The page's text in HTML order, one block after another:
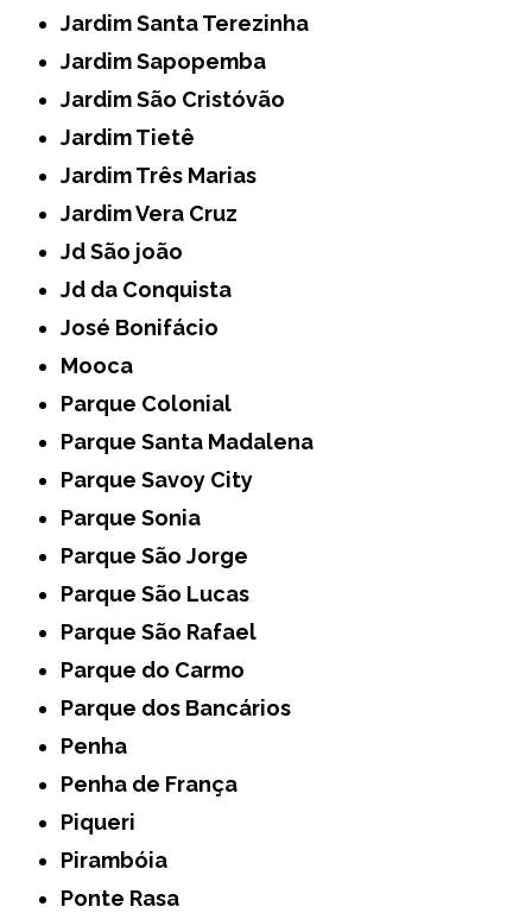
Jardim Santa Terezinha
Jardim Sapopemba
Jardim São Cristóvão
Jardim Tietê
Jardim Três Marias
Jardim Vera Cruz
Jd São joão
Jd da Conquista
José Bonifácio
Mooca
Parque Colonial
Parque Santa Madalena
Parque Savoy City
Parque Sonia
Parque São Jorge
Parque São Lucas
Parque São Rafael
Parque do Carmo
Parque dos Bancários
Penha
Penha de França
Piqueri
Pirambóia
Ponte Rasa